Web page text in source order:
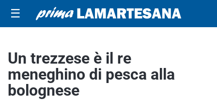
☰
Un trezzese è il re
meneghino di pesca alla
bolognese